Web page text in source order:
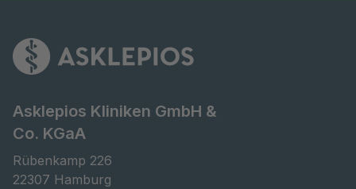
Asklepios Kliniken GmbH &
Co. KGaA
Rübenkamp 226
22307 Hamburg